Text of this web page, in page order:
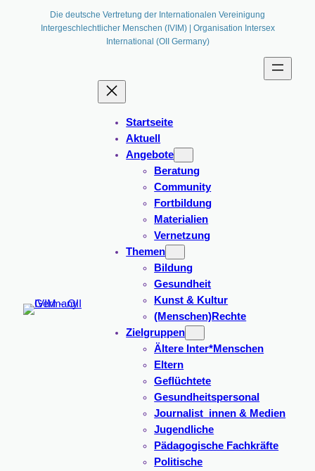
Die deutsche Vertretung der Internationalen Vereinigung
Intergeschlechtlicher Menschen (IVIM) | Organisation Intersex
International (OII Germany)
Startseite
Aktuell
Angebote
Beratung
Community
Fortbildung
Materialien
Vernetzung
Themen
Bildung
Gesundheit
Kunst & Kultur
(Menschen)Rechte
Zielgruppen
Ältere Inter*Menschen
Eltern
Geflüchtete
Gesundheitspersonal
Journalist_innen & Medien
Jugendliche
Pädagogische Fachkräfte
Politische